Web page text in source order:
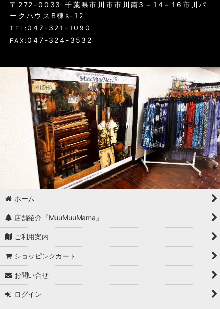
〒272-0033 千葉県市川市市川南3－14－16市川パ
ークハウスB棟s-12
TEL:047-321-1090
FAX:047-324-3532
ホーム
店舗紹介『MuuMuuMama』
ご利用案内
ショッピングカート
お問い合せ
ログイン